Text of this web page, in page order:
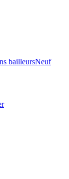
bailleursNeuf